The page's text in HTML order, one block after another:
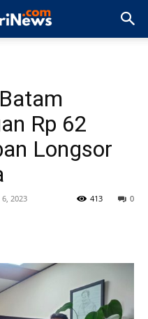
Rp 62
Longsor
2023 0
413